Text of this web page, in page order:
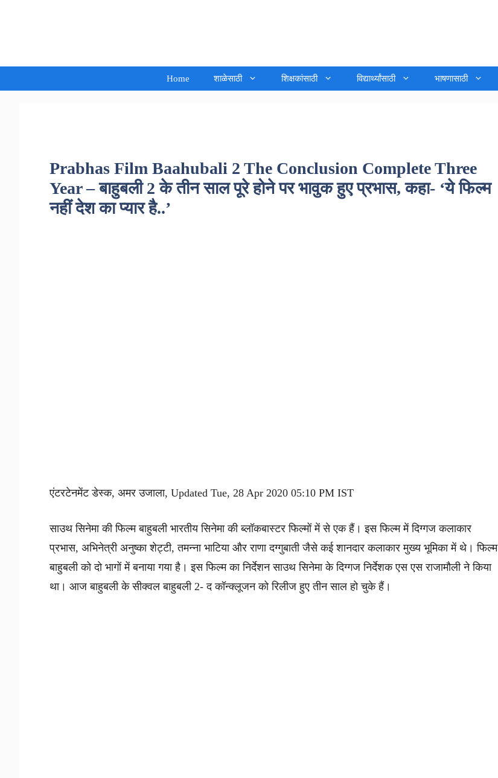
Home शाळेसाठी शिक्षकांसाठी विद्यार्थ्यांसाठी भाषणासाठी
Prabhas Film Baahubali 2 The Conclusion Complete Three
Year – बाहुबली 2 के तीन साल पूरे होने पर भावुक हुए प्रभास, कहा- ‘ये फिल्म
नहीं देश का प्यार है..’
एंटरटेनमेंट डेस्क, अमर उजाला, Updated Tue, 28 Apr 2020 05:10 PM IST
साउथ सिनेमा की फिल्म बाहुबली भारतीय सिनेमा की ब्लॉकबास्टर फिल्मों में से एक हैं। इस फिल्म में दिग्गज कलाकार
प्रभास, अभिनेत्री अनुष्का शेट्टी, तमन्ना भाटिया और राणा दग्गुबाती जैसे कई शानदार कलाकार मुख्य भूमिका में थे। फिल्म
बाहुबली को दो भागों में बनाया गया है। इस फिल्म का निर्देशन साउथ सिनेमा के दिग्गज निर्देशक एस एस राजामौली ने किया
था। आज बाहुबली के सीक्वल बाहुबली 2- द कॉन्क्लूजन को रिलीज हुए तीन साल हो चुके हैं।